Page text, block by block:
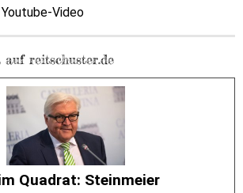
Video
reitschuster.de
Quadrat: Steinmeier